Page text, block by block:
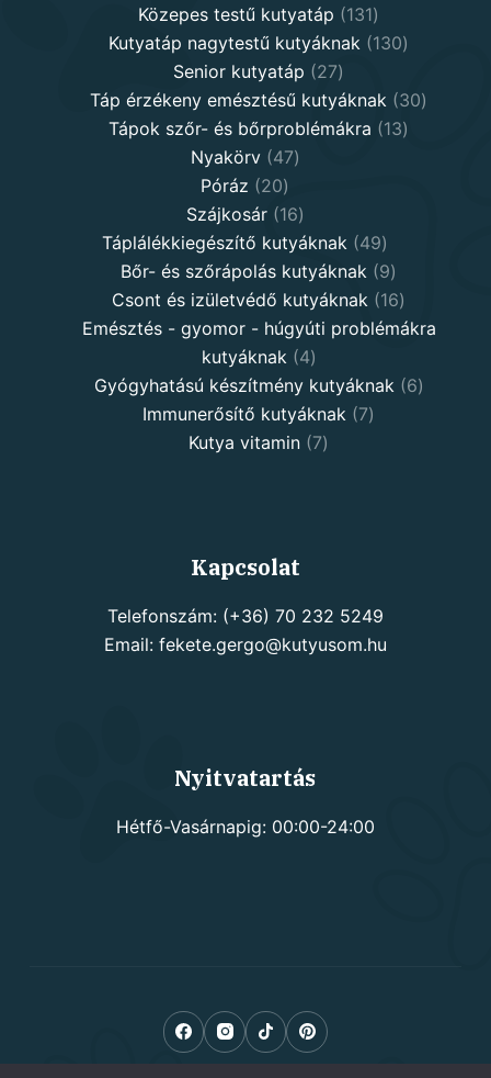
products
Közepes testű kutyatáp 131131
products
Kutyatáp nagytestű kutyáknak 130130
Senior kutyatáp 2727
products
Táp érzékeny emésztésű kutyáknak 3030
Tápok szőr- és bőrproblémákra 1313
Nyakörv 4747
Póráz 2020
products
Szájkosár 1616
products
Táplálékkiegészítő kutyáknak 4949
products
Bőr- és szőrápolás kutyáknak 99
products
Csont és izületvédő kutyáknak 1616
products
Emésztés - gyomor - húgyúti problémákra
kutyáknak
44
products
Gyógyhatású készítmény kutyáknak 66
Immunerősítő kutyáknak 77
Kutya vitamin 77
Kapcsolat
Telefonszám: (+36) 70 232 5249
Email: fekete.gergo@kutyusom.hu
Nyitvatartás
Hétfő-Vasárnapig: 00:00-24:00